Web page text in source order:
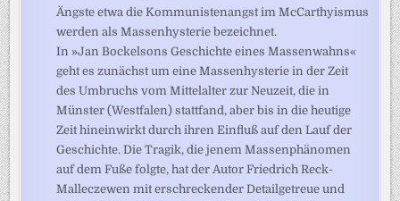
Ängste etwa die Kommunistenangst im McCarthyismus
werden als Massenhysterie bezeichnet.
In »Jan Bockelsons Geschichte eines Massenwahns«
geht es zunächst um eine Massenhysterie in der Zeit
des Umbruchs vom Mittelalter zur Neuzeit, die in
Münster (Westfalen) stattfand, aber bis in die heutige
Zeit hineinwirkt durch ihren Einfluß auf den Lauf der
Geschichte. Die Tragik, die jenem Massenphänomen
auf dem Fuße folgte, hat der Autor Friedrich Reck-
Malleczewen mit erschreckender Detailgetreue und